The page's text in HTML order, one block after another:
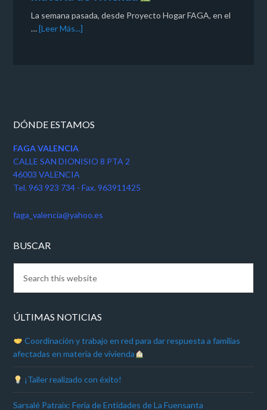
La semana pasada, desde Proyecto Hogar FAGA, en el
…[Leer Más...]
DÓNDE ESTAMOS
FAGA VALENCIA
CALLE SAN DIONISIO 8 PTA 2
46003 VALENCIA
Tel. 963 923 734 - Fax. 963911425
faga_valencia@yahoo.es
BUSCAR
ÚLTIMAS NOTICIAS
Coordinación y trabajo en red para dar respuesta a familias
afectadas en materia de vivienda
¡Taller realizado con éxito!
Sarsalé Patraix: Feria de Entidades de La Fuensanta